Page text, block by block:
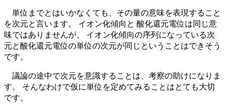
単位までとはいかなくても、その量の意味を表現すること
を次元と言います。 イオン化傾向と 酸化還元電位は同じ意
味ではありませんが、 イオン化傾向の序列になっている次
元と酸化還元電位の単位の次元が同じということはできそう
です。
議論の途中で次元を意識することは、考察の助けになりま
す。 そんなわけで仮に単位を定めてみることはとても大切
です。